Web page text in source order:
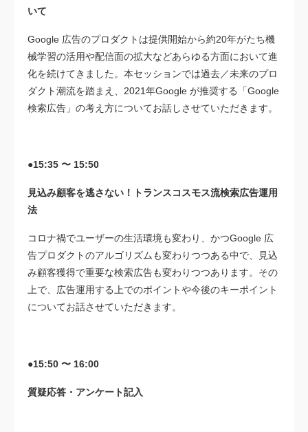
いて
Google 広告のプロダクトは提供開始から約20年がたち機
械学習の活用や配信面の拡大などあらゆる方面において進
化を続けてきました。本セッションでは過去／未来のプロ
ダクト潮流を踏まえ、2021年Google が推奨する「Google
検索広告」の考え方についてお話しさせていただきます。
●15:35 〜 15:50
見込み顧客を逃さない！トランスコスモス流検索広告運用
法
コロナ禍でユーザーの生活環境も変わり、かつGoogle 広
告プロダクトのアルゴリズムも変わりつつある中で、見込
み顧客獲得で重要な検索広告も変わりつつあります。その
上で、広告運用する上でのポイントや今後のキーポイント
についてお話させていただきます。
●15:50 〜 16:00
質疑応答・アンケート記入